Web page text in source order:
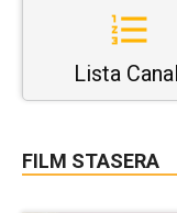
Lista
FILM STASERA